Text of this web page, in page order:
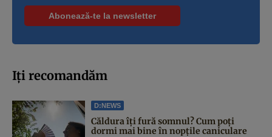
Iți recomandăm
D:NEWS
Căldura îți fură somnul? Cum poți
dormi mai bine în nopțile caniculare